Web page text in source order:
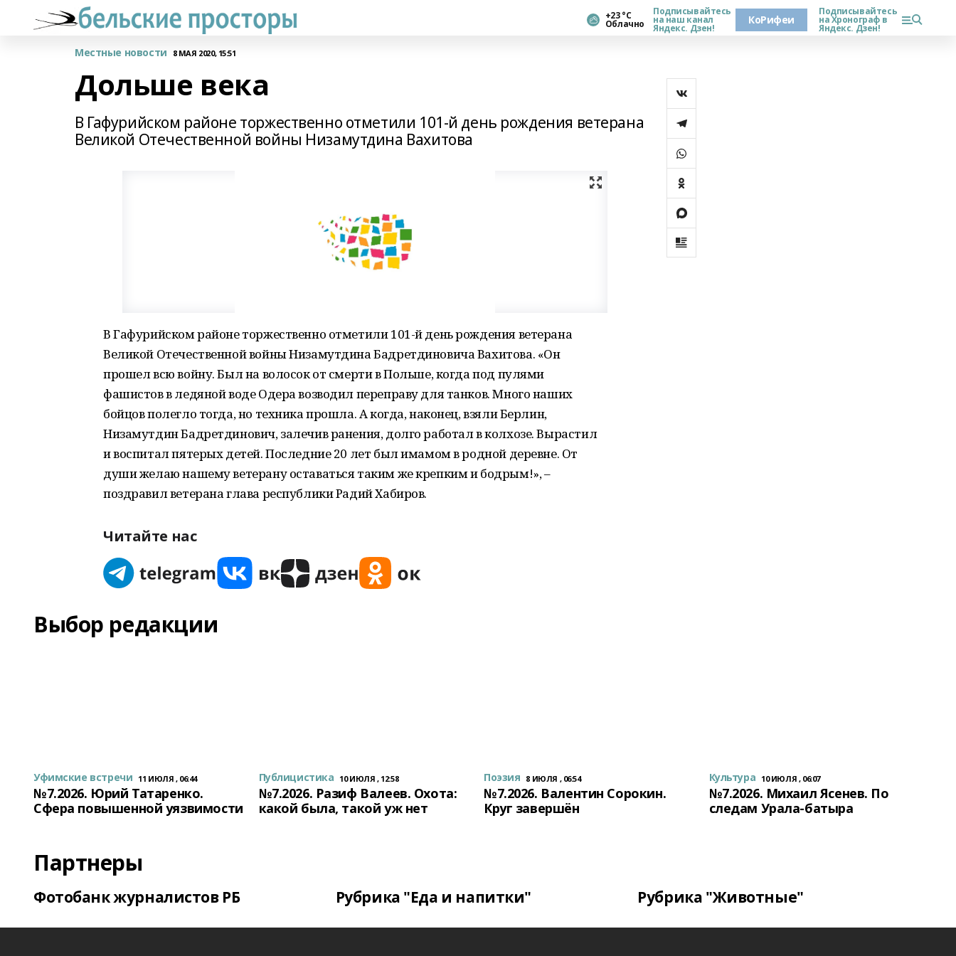
+23 °С
Облачно
Подписывайтесь
на наш канал
Яндекс. Дзен!
КоРифеи
Подписывайтесь
на Хронограф в
Яндекс. Дзен!
Местные новости 8 МАЯ 2020, 15:51
Дольше века
В Гафурийском районе торжественно отметили 101-й день рождения ветерана
Великой Отечественной войны Низамутдина Вахитова
В Гафурийском районе торжественно отметили 101-й день рождения ветерана
Великой Отечественной войны Низамутдина Бадретдиновича Вахитова. «Он
прошел всю войну. Был на волосок от смерти в Польше, когда под пулями
фашистов в ледяной воде Одера возводил переправу для танков. Много наших
бойцов полегло тогда, но техника прошла. А когда, наконец, взяли Берлин,
Низамутдин Бадретдинович, залечив ранения, долго работал в колхозе. Вырастил
и воспитал пятерых детей. Последние 20 лет был имамом в родной деревне. От
души желаю нашему ветерану оставаться таким же крепким и бодрым!», –
поздравил ветерана глава республики Радий Хабиров.
Читайте нас
Выбор редакции
Уфимские встречи 11 ИЮЛЯ , 06:44
№7.2026. Юрий Татаренко.
Сфера повышенной уязвимости
Публицистика 10 ИЮЛЯ , 12:58
№7.2026. Разиф Валеев. Охота:
какой была, такой уж нет
Поэзия 8 ИЮЛЯ , 06:54
№7.2026. Валентин Сорокин.
Круг завершён
Культура 10 ИЮЛЯ , 06:07
№7.2026. Михаил Ясенев. По
следам Урала-батыра
Партнеры
Фотобанк журналистов РБ Рубрика "Еда и напитки" Рубрика "Животные"